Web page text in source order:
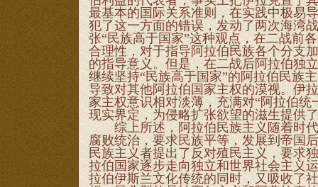
最基本的国际关系准则，在实践中极易
犯了这一方面的错误，发动了两次海湾
张“民族高于国家”这种观点，在二战前
合理性，对于指导阿拉伯民族各个分支
的指导意义。但是，在二战后阿拉伯独
继续坚持“民族高于国家”的阿拉伯民族
导致对其他阿拉伯国家主权的漠视。伊
家主权意识相对淡薄，充满对“阿拉伯
现实界定，为侵略扩张欲望的滋生提供
综上所述，阿拉伯民族主义随着时代
腐败统治，要求民族平等，发展到帝国
民族主义者提出了反对殖民主义，要求
拉伯国家逐步走向独立和世界社会主义
拉伯伊斯兰文化传统的同时，又吸收了